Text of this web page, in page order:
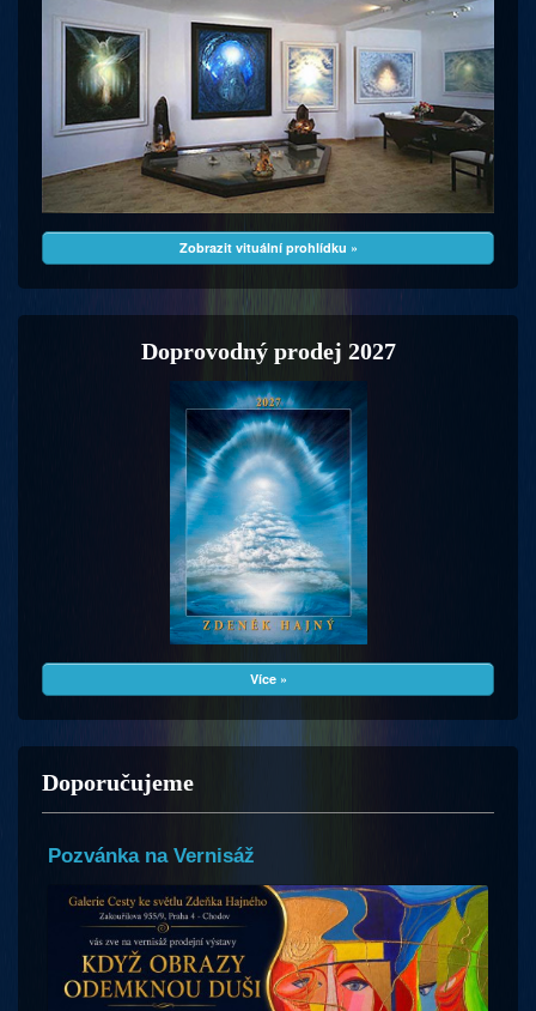
Zobrazit vituální prohlídku »
Doprovodný prodej 2027
Více »
Doporučujeme
Pozvánka na Vernisáž